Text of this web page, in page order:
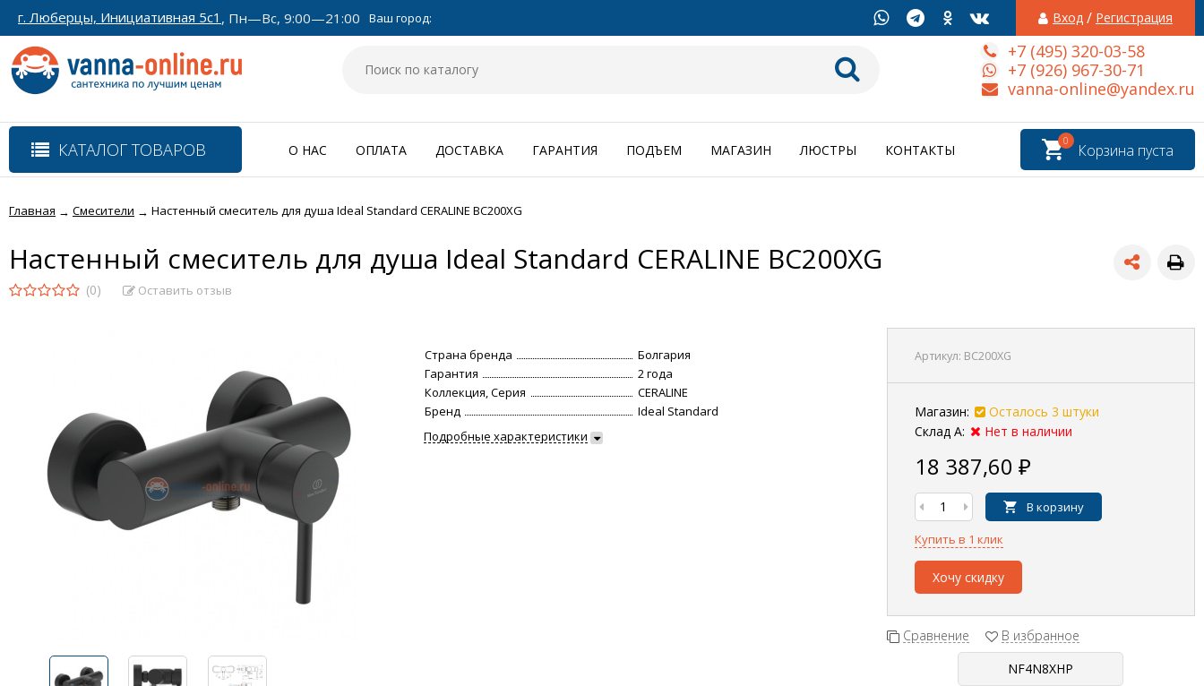
г. Люберцы, Инициативная 5с1 , Пн—Вс, 9:00—21:00 Ваш город: Вход / Регистрация
+7 (495) 320-03-58
+7 (926) 967-30-71
vanna-online@yandex.ru
КАТАЛОГ ТОВАРОВ Корзина пуста
0
О НАС ОПЛАТА ДОСТАВКА ГАРАНТИЯ ПОДЪЕМ МАГАЗИН ЛЮСТРЫ КОНТАКТЫ
Главная → Смесители → Настенный смеситель для душа Ideal Standard CERALINE BC200XG
Настенный смеситель для душа Ideal Standard CERALINE BC200XG
(0) Оставить отзыв
Артикул: BC200XG
Магазин:
Осталось 3 штуки
Склад А:
Нет в наличии
18 387,60 ₽
В корзину
Купить в 1 клик
Хочу скидку
Сравнение В избранное
Страна бренда
Болгария
Гарантия
2 года
Коллекция, Серия
CERALINE
Бренд
Ideal Standard
Подробные характеристики